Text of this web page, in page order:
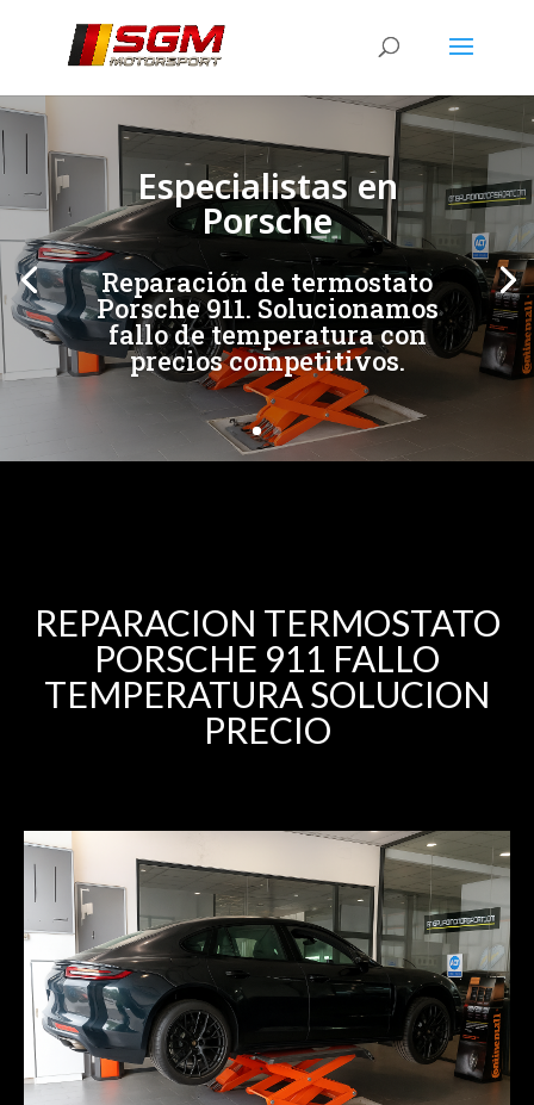
Especialistas en
Porsche
Reparación de termostato
Porsche 911. Solucionamos
fallo de temperatura con
precios competitivos.
[/et_pb_slide]
REPARACION TERMOSTATO
PORSCHE 911 FALLO
TEMPERATURA SOLUCION
PRECIO